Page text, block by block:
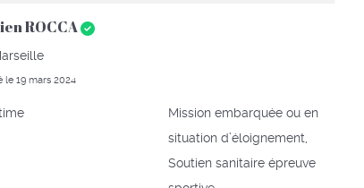
ROCCA
le 19 mars 2024
Mission embarquée ou en
situation d’éloignement,
Soutien sanitaire épreuve